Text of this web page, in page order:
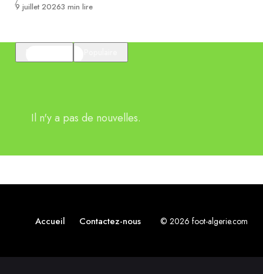
Publié
9 juillet 20263 min lire
Il n'y a pas de nouvelles.
Accueil Contactez-nous © 2026 foot-algerie.com